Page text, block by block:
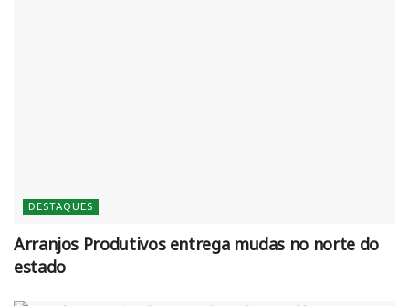
DESTAQUES
Arranjos Produtivos entrega mudas no norte do
estado